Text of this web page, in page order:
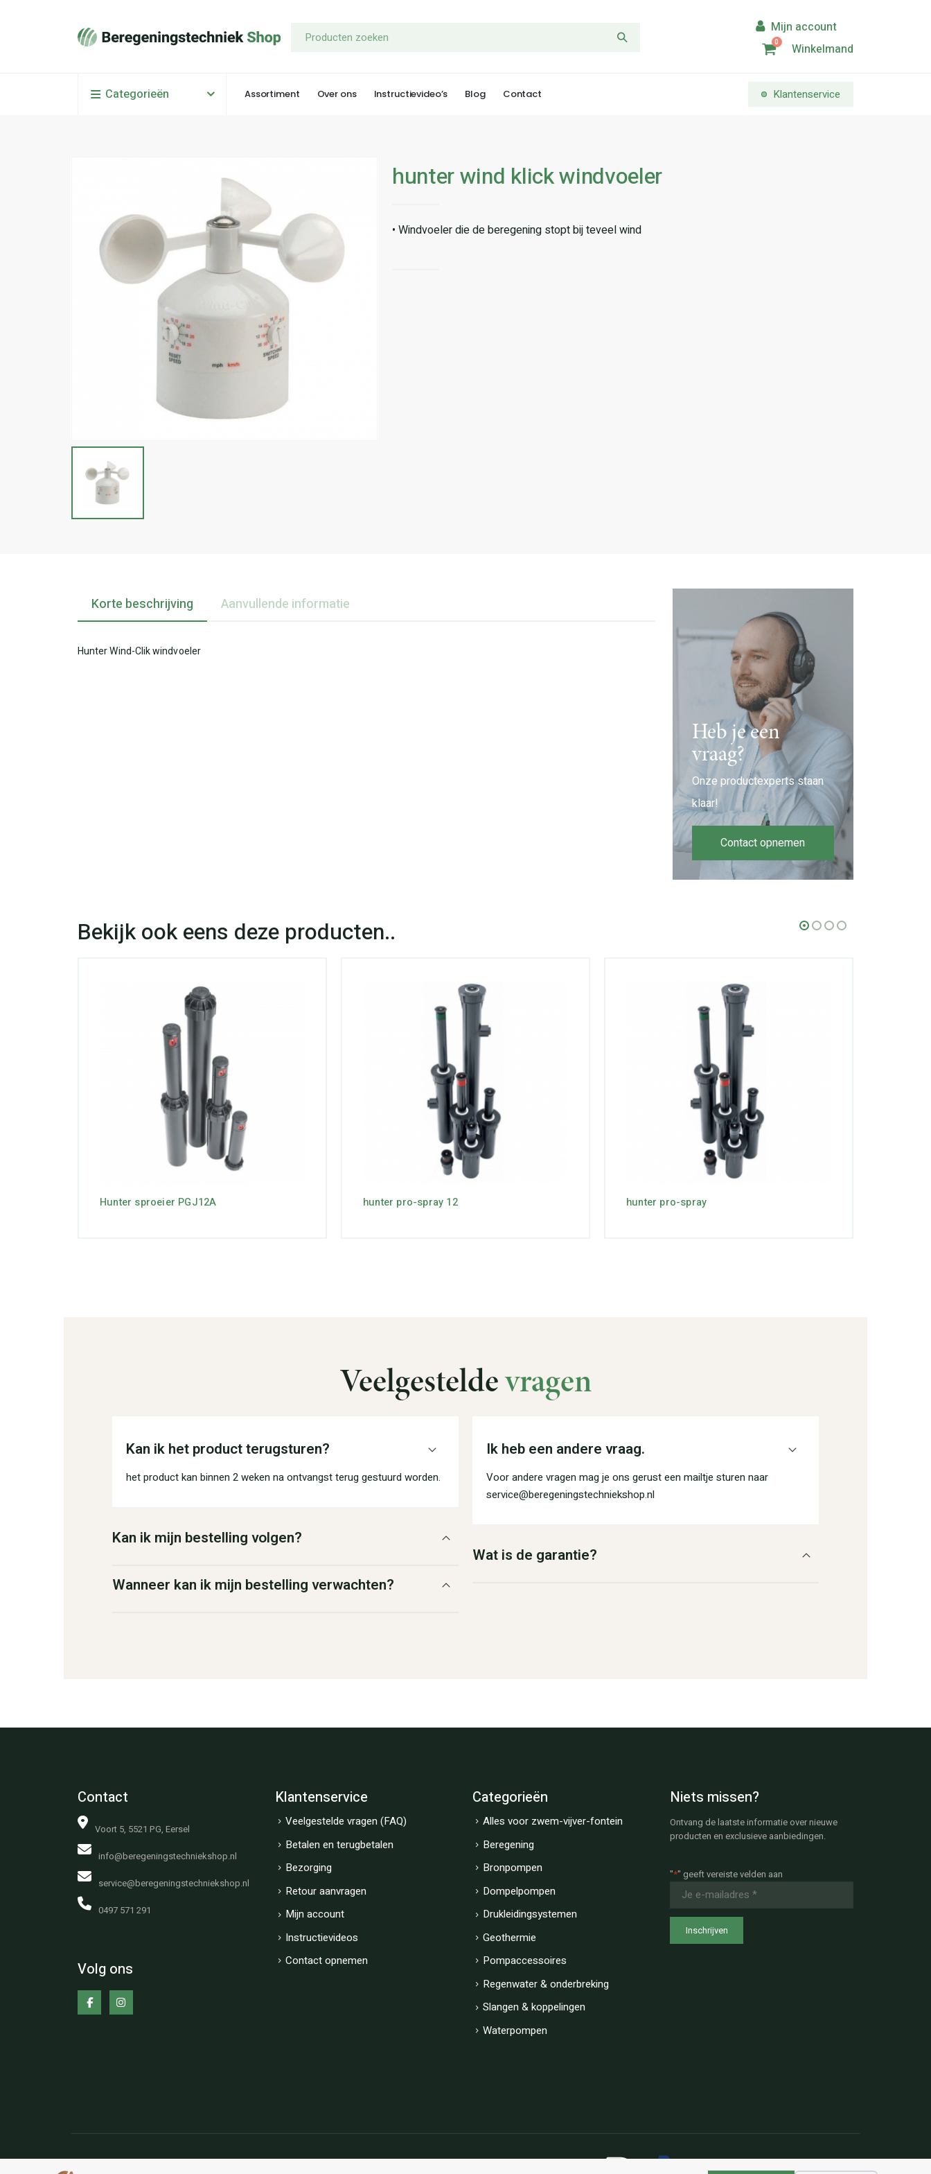
0 Winkelmand
Categorieën Assortiment Over ons Instructievideo’s Blog Contact Klantenservice
hunter wind klick windvoeler
• Windvoeler die de beregening stopt bij teveel wind
Korte beschrijving Aanvullende informatie
Hunter Wind-Clik windvoeler
Heb je een
vraag?
Onze productexperts staan
klaar!
Contact opnemen
Hunter sproeier PGJ12A hunter pro-spray 12 hunter pro-spray
Veelgesteldevragen
Kan ik het product terugsturen?
het product kan binnen 2 weken na ontvangst terug gestuurd worden.
Kan ik mijn bestelling volgen?
Wanneer kan ik mijn bestelling verwachten?
Ik heb een andere vraag.
Voor andere vragen mag je ons gerust een mailtje sturen naar
service@beregeningstechniekshop.nl
Wat is de garantie?
Contact
Voort 5, 5521 PG, Eersel
info@beregeningstechniekshop.nl
service@beregeningstechniekshop.nl
0497 571 291
Volg ons
Klantenservice
Veelgestelde vragen (FAQ)
Betalen en terugbetalen
Bezorging
Retour aanvragen
Mijn account
Instructievideos
Contact opnemen
Categorieën
Alles voor zwem-vijver-fontein
Beregening
Bronpompen
Dompelpompen
Drukleidingsystemen
Geothermie
Pompaccessoires
Regenwater & onderbreking
Slangen & koppelingen
Waterpompen
Niets missen?
Ontvang de laatste informatie over nieuwe
producten en exclusieve aanbiedingen.
"*" geeft vereiste velden aan
mailadres
*